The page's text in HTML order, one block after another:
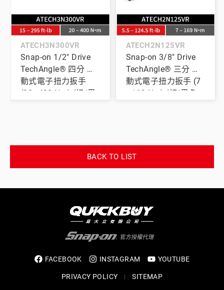
ATECH3N300VR
Snap-on 1/2" Drive
TechAngle® 四分 活
動式電子扭力扳手
(20–400 Nm) (紅/黑
ATECH2N125VR
Snap-on 3/8" Drive
TechAngle® 三分 活
動式電子扭力扳手 (7
–169 Nm) (紅/黑色
BACK TO LIST
FACEBOOK INSTAGRAM YOUTUBE
PRIVACY POLICY SITEMAP